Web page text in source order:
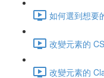
如何選到想要
改變元素的
改變元素的